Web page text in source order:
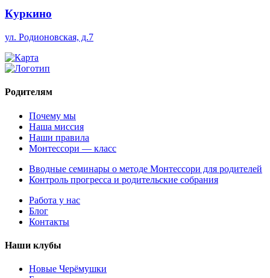
Куркино
ул. Родионовская, д.7
Родителям
Почему мы
Наша миссия
Наши правила
Монтессори — класс
Вводные семинары о методе Монтессори для родителей
Контроль прогресса и родительские собрания
Работа у нас
Блог
Контакты
Наши клубы
Новые Черёмушки